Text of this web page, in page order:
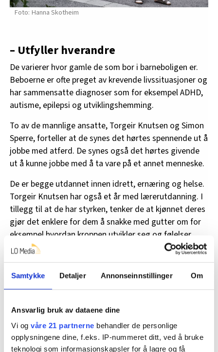
Samtykke Detaljer Annonseinnstillinger Om
Ansvarlig bruk av dataene dine
Vi og våre 21 partnerne behandler de personlige
opplysningene dine, f.eks. IP-nummeret ditt, ved å bruke
teknologi som informasjonskapsler for å lagre og få
Hanna Skotheim
– Utfyller hverandre
De varierer hvor gamle de som bor i barneboligen er.
Beboerne er ofte preget av krevende livssituasjoner og
har sammensatte diagnoser som for eksempel ADHD,
autisme, epilepsi og utviklingshemming.
To av de mannlige ansatte, Torgeir Knutsen og Simon
Sperre, forteller at de synes det hørtes spennende ut å
jobbe med atferd. De synes også det hørtes givende
ut å kunne jobbe med å ta vare på et annet menneske.
De er begge utdannet innen idrett, ernæring og helse.
Torgeir Knutsen har også et år med lærerutdanning. I
tillegg til at de har styrken, tenker de at kjønnet deres
gjør det enklere for dem å snakke med gutter om for
eksempel hvordan kroppen utvikler seg og følelser
generelt.